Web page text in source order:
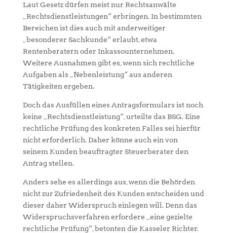
Laut Gesetz dürfen meist nur Rechtsanwälte
„Rechtsdienstleistungen“ erbringen. In bestimmten
Bereichen ist dies auch mit anderweitiger
„besonderer Sachkunde“ erlaubt, etwa
Rentenberatern oder Inkassounternehmen.
Weitere Ausnahmen gibt es, wenn sich rechtliche
Aufgaben als „Nebenleistung“ aus anderen
Tätigkeiten ergeben.
Doch das Ausfüllen eines Antragsformulars ist noch
keine „Rechtsdienstleistung“, urteilte das BSG. Eine
rechtliche Prüfung des konkreten Falles sei hierfür
nicht erforderlich. Daher könne auch ein von
seinem Kunden beauftragter Steuerberater den
Antrag stellen.
Anders sehe es allerdings aus, wenn die Behörden
nicht zur Zufriedenheit des Kunden entscheiden und
dieser daher Widerspruch einlegen will. Denn das
Widerspruchsverfahren erfordere „eine gezielte
rechtliche Prüfung“, betonten die Kasseler Richter.